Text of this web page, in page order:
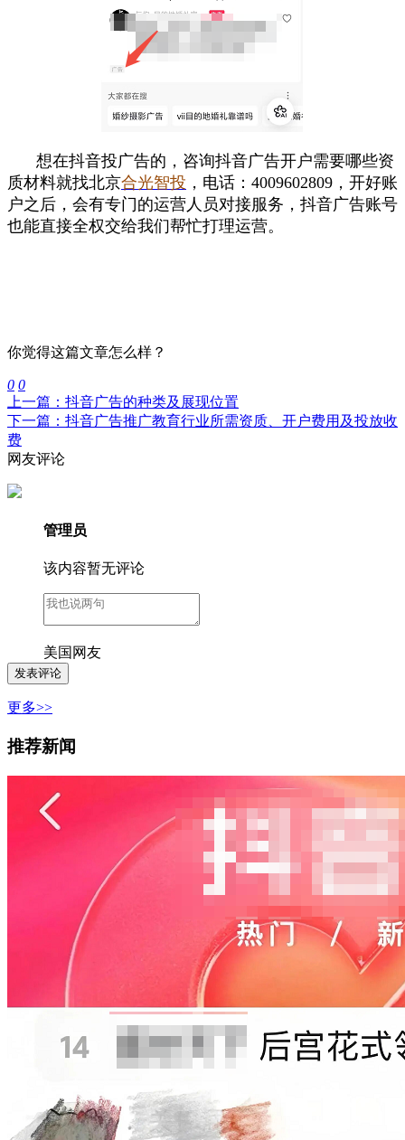
想在抖音投广告的，咨询抖音广告开户需要哪些资
质材料就找北京合光智投 ，电话：4009602809，开好账
户之后，会有专门的运营人员对接服务，抖音广告账号
也能直接全权交给我们帮忙打理运营。
你觉得这篇文章怎么样？
0 0
上一篇：抖音广告的种类及展现位置
下一篇：抖音广告推广教育行业所需资质、开户费用及投放收
费
网友评论
管理员
该内容暂无评论
美国网友
更多>>
推荐新闻